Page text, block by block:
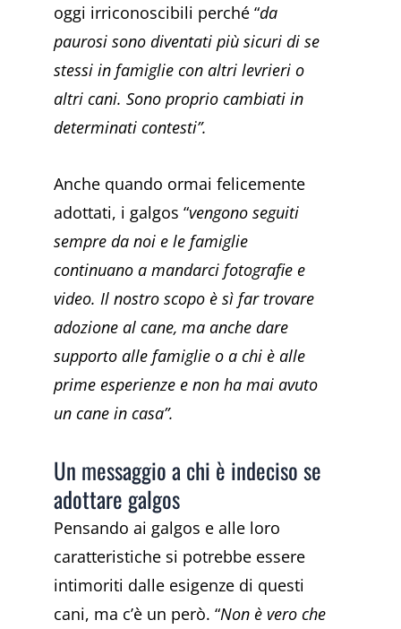
oggi irriconoscibili perché “da
paurosi sono diventati più sicuri di se
stessi in famiglie con altri levrieri o
altri cani. Sono proprio cambiati in
determinati contesti”.
Anche quando ormai felicemente
adottati, i galgos “vengono seguiti
sempre da noi e le famiglie
continuano a mandarci fotografie e
video. Il nostro scopo è sì far trovare
adozione al cane, ma anche dare
supporto alle famiglie o a chi è alle
prime esperienze e non ha mai avuto
un cane in casa”.
Un messaggio a chi è indeciso se
adottare galgos
Pensando ai galgos e alle loro
caratteristiche si potrebbe essere
intimoriti dalle esigenze di questi
cani, ma c’è un però. “Non è vero che